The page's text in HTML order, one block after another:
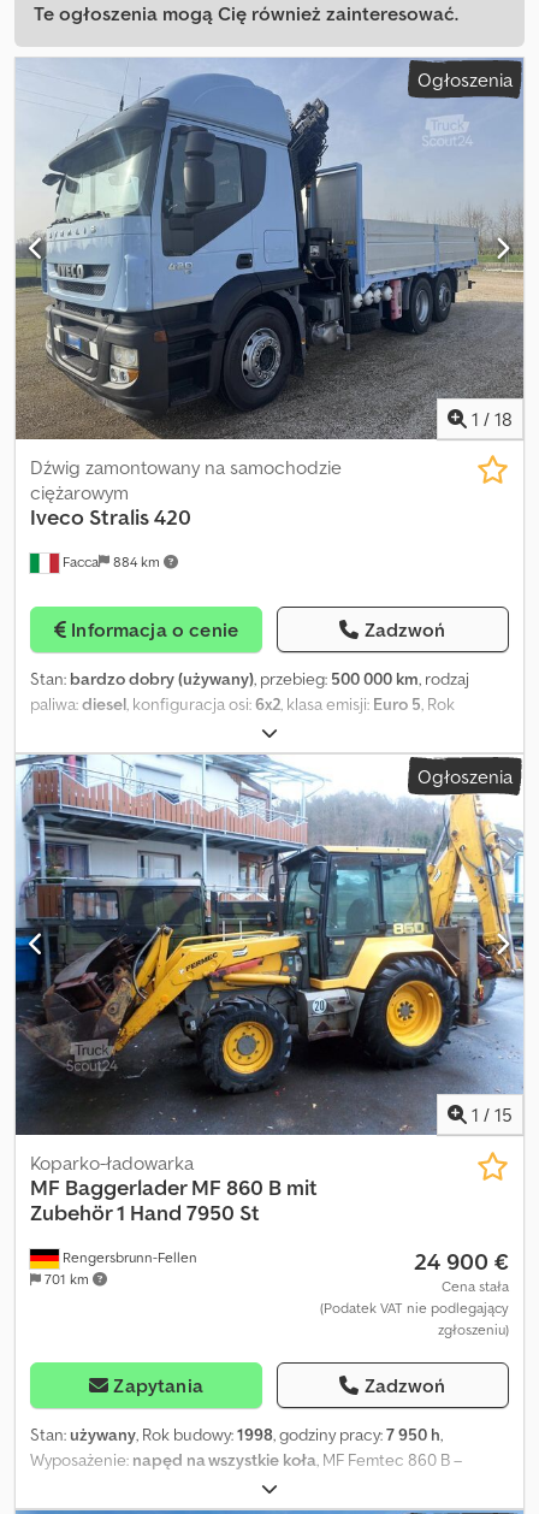
Te ogłoszenia mogą Cię również zainteresować.
Ogłoszenia
1 / 18
Facca 884 km
Dźwig zamontowany na samochodzie
ciężarowym
Iveco Stralis 420
Informacja o cenie Zadzwoń
Stan: bardzo dobry (używany), przebieg: 500 000 km, rodzaj
paliwa:diesel, konfiguracja osi:6x2, klasa emisji: Euro 5, Rok
blokada mechanizmu
różnicowego, klimatyzacja, żuraw, Iveco 260.42 6x2 Euro 5, rok
2008, 500 000 km, krajowy, od pierwszego właściciela, manualna
skrzynia biegów, tylne zawieszenie pneumatyczne, blokada
mechanizmu różnicowego, kabina sypialna, zestaw sypialny,
klimatyzacja, pneumatyczny fotel kierowcy, elektryczne szyby,
żuraw Hiab 166 Hiduo z 5 wysuwami hydraulicznymi + szósty
wysuw ręczny z radiowym sterowaniem i wyciągarką (wysokość 22
m), stała zabudowa 6 m ze ścianami z lekkiego stopu, dwie
podpory stabilizujące, ładowność 13 500 kg, przegląd ważny do
lipca 2027, w bardzo dobrym stanie. Crsdpfx Apoyinihsbsf Uwaga:
Informacje i cechy pojazdu podane w niniejszym ogłoszeniu mają
charakter orientacyjny i mogą zawierać błędy lub nieścisłości.
Prosimy o telefoniczną lub osobistą weryfikację rzeczywistych
danych, wyposażenia, zabudowy oraz specyfikacji pojazdu.
Ogłoszenia
1 / 15
Rengersbrunn-Fellen
701 km
Koparko-ładowarka
MF Baggerlader MF 860 B mit
Zubehör 1 Hand 7950 St
24 900 €
Cena stała
(Podatek VAT nie podlegający
zgłoszeniu)
Zapytania Zadzwoń
Stan:używany, Rok budowy:1998, godziny pracy:7 950 h,
Wyposażenie: napęd na wszystkie koła, MF Femtec 860 B –
koparko-ładowarka z zasobów komunalnych, regularnie